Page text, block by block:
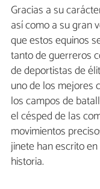
Gracias a su
así como a su gran
que estos equinos
tanto de guerreros
de deportistas de
uno de los mejores
los campos de
el césped de las
movimientos
jinete han escrito
historia.